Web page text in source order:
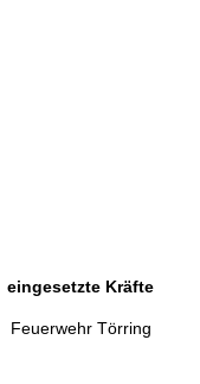
eingesetzte Kräfte
Feuerwehr Törring